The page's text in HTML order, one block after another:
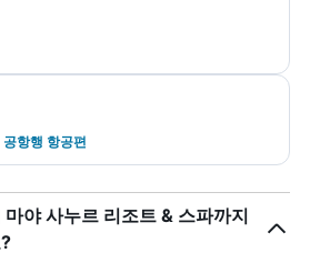
항행 항공편
야 사누르 리조트 & 스파까지